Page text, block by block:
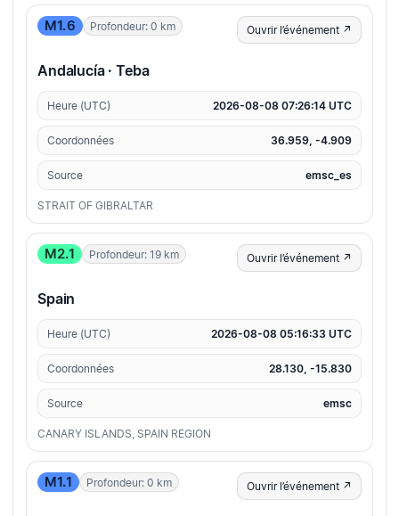
M1.6 Profondeur: 0 km Ouvrir l’événement ↗
Andalucía · Teba
Heure (UTC) 2026-08-08 07:26:14 UTC
Coordonnées 36.959, -4.909
Source emsc_es
STRAIT OF GIBRALTAR
M2.1 Profondeur: 19 km Ouvrir l’événement ↗
Spain
Heure (UTC) 2026-08-08 05:16:33 UTC
Coordonnées 28.130, -15.830
Source emsc
CANARY ISLANDS, SPAIN REGION
M1.1 Profondeur: 0 km Ouvrir l’événement ↗